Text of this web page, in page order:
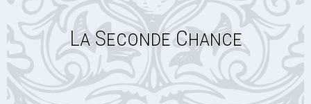
La Seconde Chance